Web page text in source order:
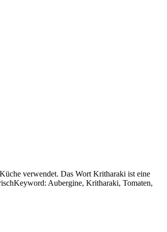
verwendet. Das Wort Kritharaki ist eine
Aubergine, Kritharaki, Tomaten,